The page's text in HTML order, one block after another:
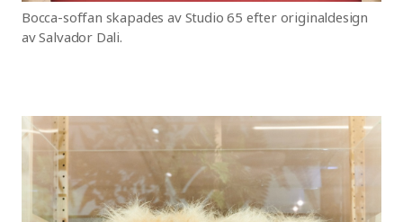
Bocca-soffan skapades av Studio 65 efter originaldesign
av Salvador Dali.